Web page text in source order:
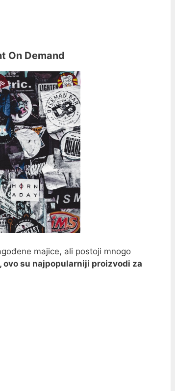
On Demand
majice, ali postoji mnogo
ovo su najpopularniji proizvodi za